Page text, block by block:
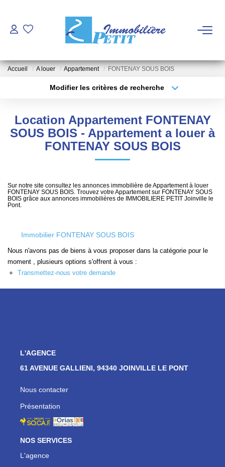
FAIRE GÉRER - LOUER
Qui Sommes Nous
EXTRANET
Accès Propriétaire
Accès Propriétaire Gestion Et Syndic
Accueil A louer Appartement FONTENAY SOUS BOIS
Modifier les critères de recherche
Sélectionnez...
Type de bien
Surface min
Location Appartement FONTENAY
SOUS BOIS - Appartement a louer à
FONTENAY SOUS BOIS
Sur notre site consultez les annonces immobilière de Appartement à louer
FONTENAY SOUS BOIS. Trouvez votre Appartement sur FONTENAY SOUS
BOIS grâce aux annonces immobilières de IMMOBILIERE PETIT Joinville le
Pont.
Immobilier FONTENAY SOUS BOIS
Nous n'avons pas de biens à vous proposer dans la catégorie pour le
moment , plusieurs options s'offrent à vous :
Transmettez-nous votre demande
L'AGENCE
61 AVENUE GALLIENI, 94340 JOINVILLE LE PONT
Nous contacter
Présentation
NOS SERVICES
L'agence